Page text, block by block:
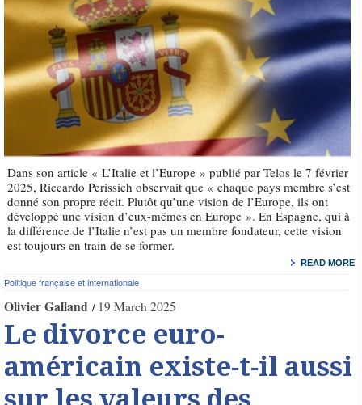
Dans son article « L’Italie et l’Europe » publié par Telos le 7 février
2025, Riccardo Perissich observait que « chaque pays membre s’est
donné son propre récit. Plutôt qu’une vision de l’Europe, ils ont
développé une vision d’eux-mêmes en Europe ». En Espagne, qui à
la différence de l’Italie n’est pas un membre fondateur, cette vision
est toujours en train de se former.
READ MORE
Politique française et internationale
Olivier Galland 19 March 2025
Le divorce euro-
américain existe-t-il aussi